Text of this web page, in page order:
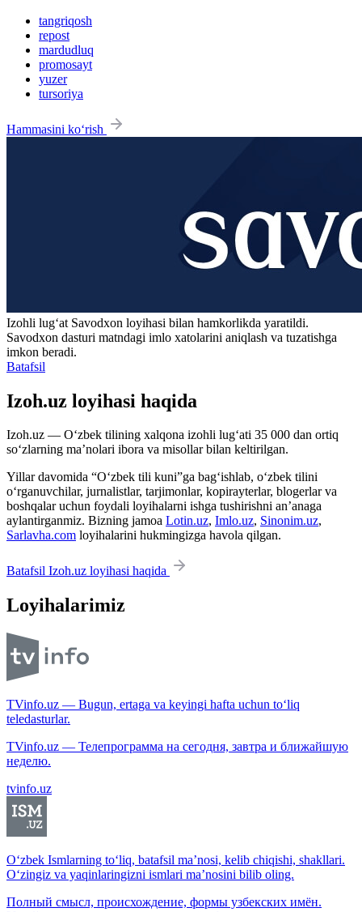
tangriqosh
repost
mardudluq
promosayt
yuzer
tursoriya
Hammasini ko‘rish
Izohli lugʻat Savodxon loyihasi bilan hamkorlikda yaratildi.
Savodxon dasturi matndagi imlo xatolarini aniqlash va tuzatishga
imkon beradi.
Batafsil
Izoh.uz loyihasi haqida
Izoh.uz — O‘zbek tilining xalqona izohli lug‘ati 35 000 dan ortiq
so‘zlarning ma’nolari ibora va misollar bilan keltirilgan.
Yillar davomida “O‘zbek tili kuni”ga bag‘ishlab, o‘zbek tilini
o‘rganuvchilar, jurnalistlar, tarjimonlar, kopirayterlar, blogerlar va
boshqalar uchun foydali loyihalarni ishga tushirishni an’anaga
aylantirganmiz. Bizning jamoa Lotin.uz, Imlo.uz, Sinonim.uz,
Sarlavha.com loyihalarini hukmingizga havola qilgan.
Batafsil Izoh.uz loyihasi haqida
Loyihalarimiz
TVinfo.uz — Bugun, ertaga va keyingi hafta uchun to‘liq
teledasturlar.
TVinfo.uz — Телепрограмма на сегодня, завтра и ближайшую
неделю.
tvinfo.uz
O‘zbek Ismlarning to‘liq, batafsil ma’nosi, kelib chiqishi, shakllari.
O‘zingiz va yaqinlaringizni ismlari ma’nosini bilib oling.
Полный смысл, происхождение, формы узбекских имён.